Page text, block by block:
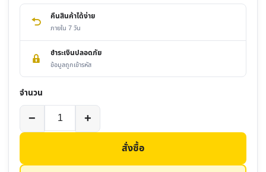
คืนสินค้าได้ง่าย
ภายใน 7 วัน
ชำระเงินปลอดภัย
ข้อมูลถูกเข้ารหัส
สั่งซื้อ
จำนวน
−
จำนวน
หม้อ
ไฟฟ้า
+